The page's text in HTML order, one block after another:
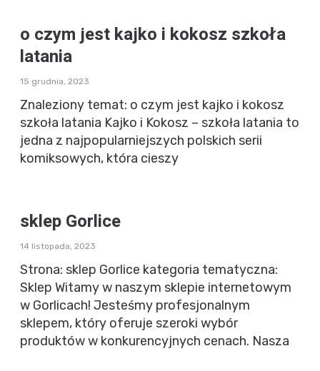
o czym jest kajko i kokosz szkoła
latania
15 grudnia, 2023
Znaleziony temat: o czym jest kajko i kokosz
szkoła latania Kajko i Kokosz – szkoła latania to
jedna z najpopularniejszych polskich serii
komiksowych, która cieszy
sklep Gorlice
14 listopada, 2023
Strona: sklep Gorlice kategoria tematyczna:
Sklep Witamy w naszym sklepie internetowym
w Gorlicach! Jesteśmy profesjonalnym
sklepem, który oferuje szeroki wybór
produktów w konkurencyjnych cenach. Nasza